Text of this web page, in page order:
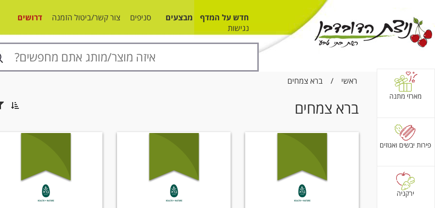
חדש על המדף מבצעים סניפים צור קשר/ביטול הזמנה
דרושים
נגישות
ראשי / ברא צמחים
מארזי מתנה
פירות יבשים ואגוזים
ירקניה
ברא צמחים